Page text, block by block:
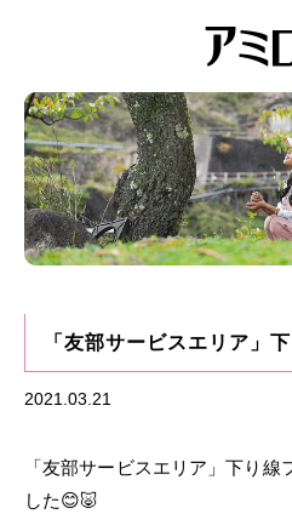
「友部サービスエリア」
2021.03.21
「友部サービスエリア」下り
した😊🐷